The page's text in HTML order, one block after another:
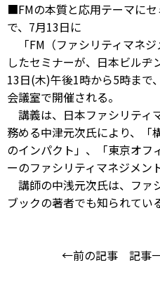
■FMの本質と応用テーマに
で、7月13日に
「FM（ファシリティマネ
したセミナーが、日本ビルヂ
13日(木)午後1時から5時まで
会議室で開催される。
講義は、日本ファシリティ
務める中津元次氏により、「
のインパクト」、「東京オフ
ーのファシリティマネジメン
講師の中浅元次氏は、ファ
ブックの著者でも知られてい
←前の記事 記事